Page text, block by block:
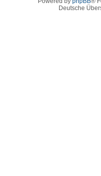
Deutsche